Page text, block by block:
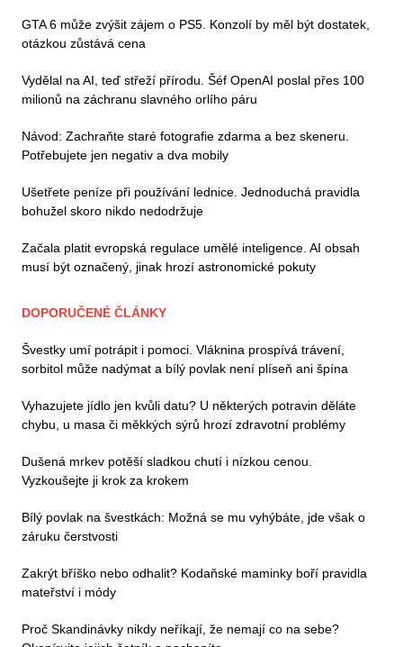
GTA 6 může zvýšit zájem o PS5. Konzolí by měl být dostatek,
otázkou zůstává cena
Vydělal na AI, teď střeží přírodu. Šéf OpenAI poslal přes 100
milionů na záchranu slavného orlího páru
Návod: Zachraňte staré fotografie zdarma a bez skeneru.
Potřebujete jen negativ a dva mobily
Ušetřete peníze při používání lednice. Jednoduchá pravidla
bohužel skoro nikdo nedodržuje
Začala platit evropská regulace umělé inteligence. AI obsah
musí být označený, jinak hrozí astronomické pokuty
DOPORUČENÉ ČLÁNKY
Švestky umí potrápit i pomoci. Vláknina prospívá trávení,
sorbitol může nadýmat a bílý povlak není plíseň ani špína
Vyhazujete jídlo jen kvůli datu? U některých potravin děláte
chybu, u masa či měkkých sýrů hrozí zdravotní problémy
Dušená mrkev potěší sladkou chutí i nízkou cenou.
Vyzkoušejte ji krok za krokem
Bílý povlak na švestkách: Možná se mu vyhýbáte, jde však o
záruku čerstvosti
Zakrýt bříško nebo odhalit? Kodaňské maminky boří pravidla
mateřství i módy
Proč Skandinávky nikdy neříkají, že nemají co na sebe?